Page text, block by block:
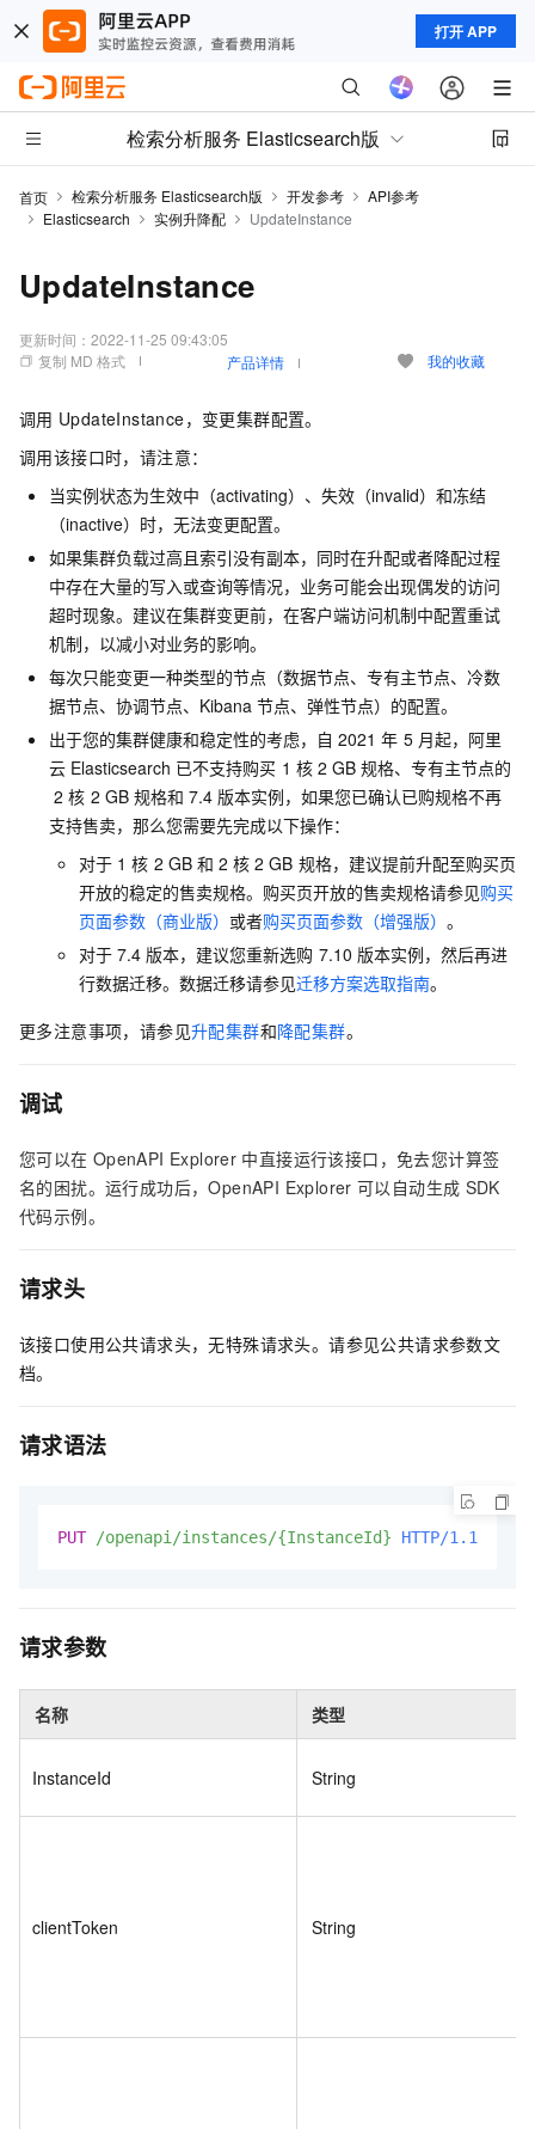
打开 APP
检索分析服务 Elasticsearch版
首页 检索分析服务 Elasticsearch版 开发参考
API参考
Elasticsearch
实例升降配 UpdateInstance
UpdateInstance
更新时间： 2022-11-25 09:43:05
复制 MD 格式
产品详情 我的收藏
调用 UpdateInstance，变更集群配置。
调用该接口时，请注意：
当实例状态为生效中（activating）、失效（invalid）和冻结
（inactive）时，无法变更配置。
如果集群负载过高且索引没有副本，同时在升配或者降配过程
中存在大量的写入或查询等情况，业务可能会出现偶发的访问
超时现象。建议在集群变更前，在客户端访问机制中配置重试
机制，以减小对业务的影响。
每次只能变更一种类型的节点（数据节点、专有主节点、冷数
据节点、协调节点、Kibana 节点、弹性节点）的配置。
出于您的集群健康和稳定性的考虑，自 2021 年 5 月起，阿里
云 Elasticsearch 已不支持购买 1 核 2 GB 规格、专有主节点的
2 核 2 GB 规格和 7.4 版本实例，如果您已确认已购规格不再
支持售卖，那么您需要先完成以下操作：
对于 1 核 2 GB 和 2 核 2 GB 规格，建议提前升配至购买页
开放的稳定的售卖规格。购买页开放的售卖规格请参见购买
页面参数（商业版） 或者购买页面参数（增强版） 。
对于 7.4 版本，建议您重新选购 7.10 版本实例，然后再进
行数据迁移。 数据迁移请参见迁移方案选取指南。
更多注意事项，请参见升配集群和降配集群。
调试
您可以在 OpenAPI Explorer 中直接运行该接口，免去您计算签
名的困扰。运行成功后，OpenAPI Explorer 可以自动生成 SDK
代码示例。
请求头
该接口使用公共请求头，无特殊请求头。请参见公共请求参数文
档。
请求语法
PUT /openapi/instances/{InstanceId} HTTP/1.1
请求参数
名称 类型
InstanceId String
clientToken String